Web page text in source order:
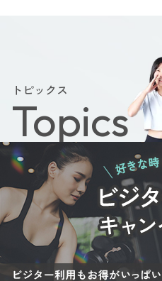
トピックス
Topics